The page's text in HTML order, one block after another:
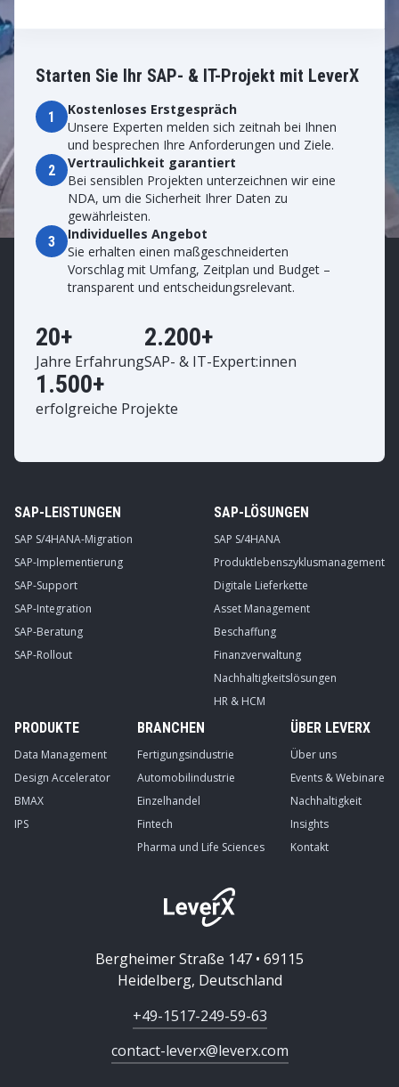
Starten Sie Ihr SAP- & IT-Projekt mit LeverX
1
Kostenloses Erstgespräch
Unsere Experten melden sich zeitnah bei Ihnen
und besprechen Ihre Anforderungen und Ziele.
2
Vertraulichkeit garantiert
Bei sensiblen Projekten unterzeichnen wir eine
NDA, um die Sicherheit Ihrer Daten zu
gewährleisten.
3
Individuelles Angebot
Sie erhalten einen maßgeschneiderten
Vorschlag mit Umfang, Zeitplan und Budget –
transparent und entscheidungsrelevant.
20+
Jahre Erfahrung
2.200+
SAP- & IT-Expert:innen
1.500+
erfolgreiche Projekte
SAP-LEISTUNGEN
SAP S/4HANA-Migration
SAP-Implementierung
SAP-Support
SAP-Integration
SAP-Beratung
SAP-Rollout
SAP-LÖSUNGEN
SAP S/4HANA
Produktlebenszyklusmanagement
Digitale Lieferkette
Asset Management
Beschaffung
Finanzverwaltung
Nachhaltigkeitslösungen
HR & HCM
PRODUKTE
Data Management
Design Accelerator
BMAX
IPS
BRANCHEN
Fertigungsindustrie
Automobilindustrie
Einzelhandel
Fintech
Pharma und Life Sciences
ÜBER LEVERX
Über uns
Events & Webinare
Nachhaltigkeit
Insights
Kontakt
Bergheimer Straße 147 • 69115
Heidelberg, Deutschland
+49-1517-249-59-63
contact-leverx@leverx.com